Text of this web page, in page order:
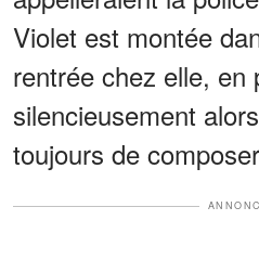
Violet est montée
rentrée chez elle, en
silencieusement
toujours de